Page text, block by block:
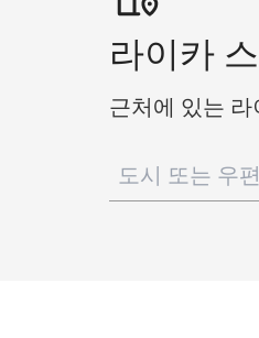
라이카
근처에 있는